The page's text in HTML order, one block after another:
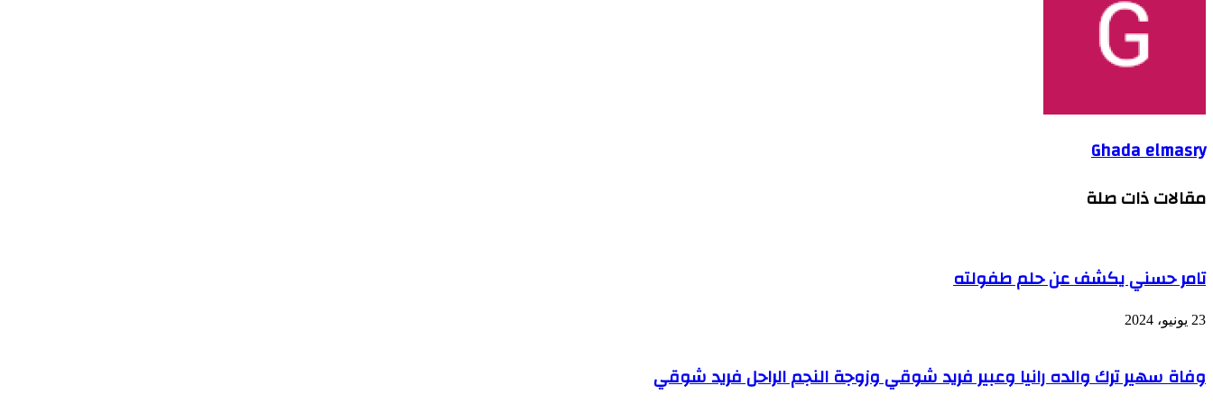
Ghada elmasry
مقالات ذات صلة
تامر حسني يكشف عن حلم طفولته
23 يونيو، 2024
وفاة سهير ترك والده رانيا وعبير فريد شوقي وزوجة النجم الراحل فريد شوقي